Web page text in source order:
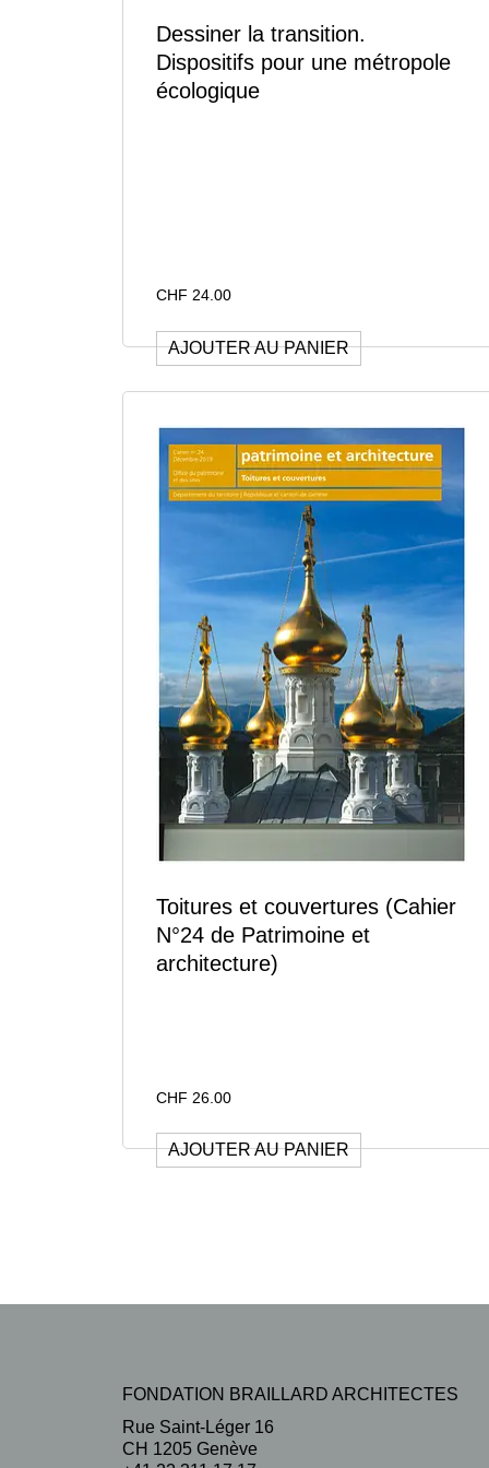
Dessiner la transition.
Dispositifs pour une métropole
écologique
CHF 24.00
AJOUTER AU PANIER
Toitures et couvertures (Cahier
N°24 de Patrimoine et
architecture)
CHF 26.00
AJOUTER AU PANIER
FONDATION BRAILLARD ARCHITECTES
Rue Saint-Léger 16
CH 1205 Genève